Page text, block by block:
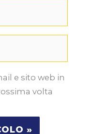
e sito web in
volta